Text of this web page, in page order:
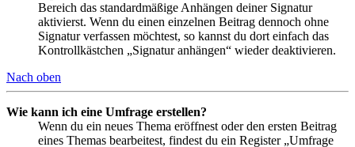
Bereich das standardmäßige Anhängen deiner Signatur
aktivierst. Wenn du einen einzelnen Beitrag dennoch ohne
Signatur verfassen möchtest, so kannst du dort einfach das
Kontrollkästchen „Signatur anhängen“ wieder deaktivieren.
Nach oben
Wie kann ich eine Umfrage erstellen?
Wenn du ein neues Thema eröffnest oder den ersten Beitrag
eines Themas bearbeitest, findest du ein Register „Umfrage